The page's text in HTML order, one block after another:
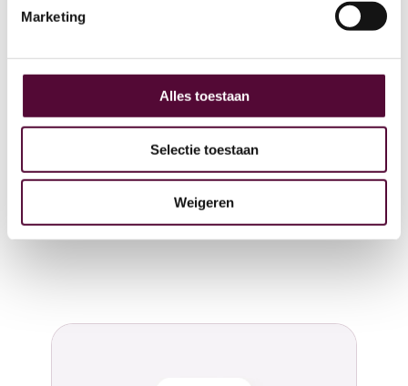
Marketing
Alles toestaan
Selectie toestaan
Weigeren